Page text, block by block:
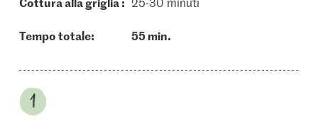
Tempo totale: 55 min.